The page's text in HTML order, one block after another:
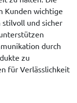
Kunden wichtige
und sicher
durch
zu
für Verlässlichkeit